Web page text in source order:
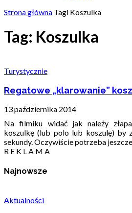
Strona główna Tagi Koszulka
Tag: Koszulka
Turystycznie
Regatowe „klarowanie”
13 października 2014
Na filmiku widać jak należy
koszulkę (lub polo lub koszulę) by
sekundy. Oczywiście potrzeba
R E K L A M A
Najnowsze
Aktualności